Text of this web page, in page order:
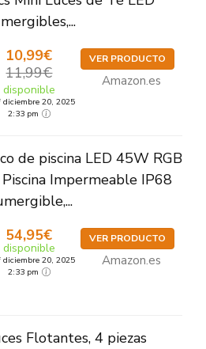
10,99€
11,99€
disponible
diciembre 20, 2025
2:33 pm
VER PRODUCTO
Amazon.es
de piscina LED 45W RGB
Impermeable IP68
54,95€
disponible
diciembre 20, 2025
2:33 pm
VER PRODUCTO
Amazon.es
Flotantes, 4 piezas